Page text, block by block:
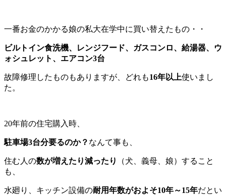
一番お金のかかる娘の私大在学中に買い替えたもの・・
ビルトイン食洗機、レンジフード、ガスコンロ、給湯器、ウ
ォシュレット、エアコン3台
故障修理したものもありますが、どれも16年以上使いまし
た。
20年前の住宅購入時、
駐車場3台分要るのか？ なんて事も、
住む人の数が増えたり減ったり
（犬、義母、娘）すること
も、
水廻り、キッチン設備の耐用年数がおよそ10年～15年だとい